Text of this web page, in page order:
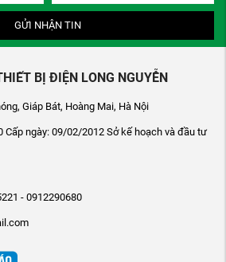
GỬI NHẬN TIN
BỊ ĐIỆN LONG NGUYỄN
Giáp Bát, Hoàng Mai, Hà Nội
Cấp ngày: 09/02/2012 Sở kế hoạch và đầu tư
- 0912290680